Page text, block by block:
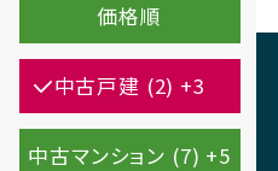
価格順
中古戸建 (2) +3
中古マンション (7) +5